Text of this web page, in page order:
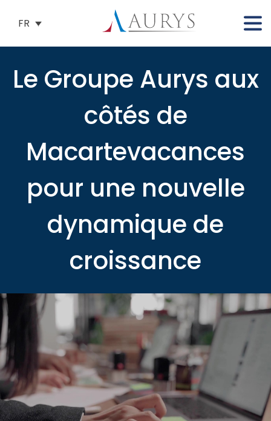
FR
Le Groupe Aurys aux
côtés de
Macartevacances
pour une nouvelle
dynamique de
croissance